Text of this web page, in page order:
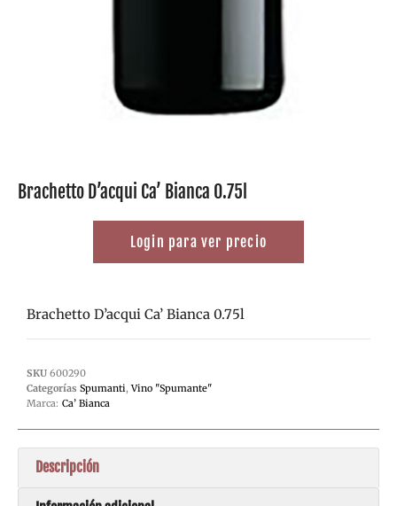
Brachetto D’acqui Ca’ Bianca 0.75l
Login para ver precio
Brachetto D’acqui Ca’ Bianca 0.75l
SKU 600290
Categorías Spumanti,Vino "Spumante"
Marca: Ca’ Bianca
Descripción